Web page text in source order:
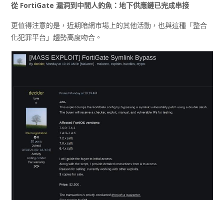
從 FortiGate 漏洞到中間人釣魚：地下供應鏈已完成串接
更值得注意的是，近期暗網市場上的其他活動，也與這種「整合
化犯罪平台」趨勢高度吻合。